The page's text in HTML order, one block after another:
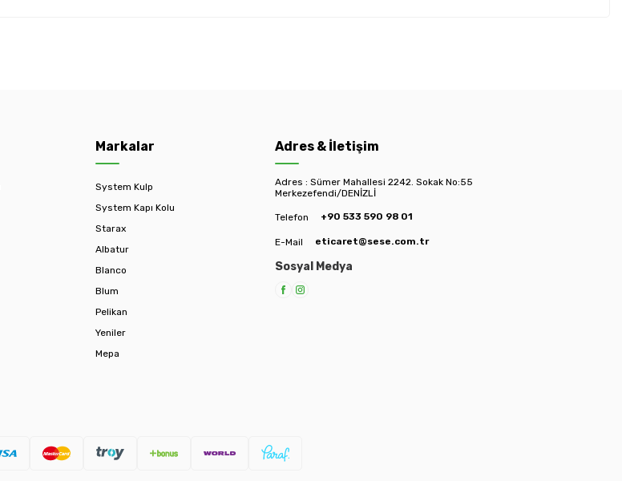
Markalar
System Kulp
System Kapı Kolu
Starax
Albatur
Blanco
Blum
Pelikan
Yeniler
Mepa
Adres & İletişim
Adres : Sümer Mahallesi 2242. Sokak No:55
Merkezefendi/DENİZLİ
Telefon +90 533 590 98 01
E-Mail eticaret@sese.com.tr
Sosyal Medya